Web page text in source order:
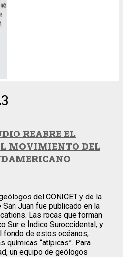
REABRE EL
MOVIMIENTO DEL
del CONICET y de la
Juan fue publicado en la
Las rocas que forman
Sur e Índico Suroccidental, y
fondo de estos océanos,
químicas “atípicas”. Para
un equipo de geólogos